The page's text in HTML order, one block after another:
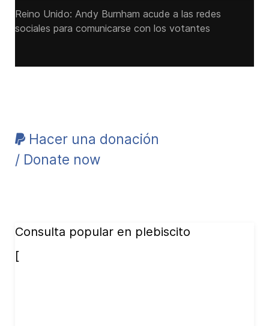
Reino Unido: Andy ‌Burnham acude a las redes
sociales para comunicarse con los votantes
Hacer una donación
/ Donate now
Consulta popular en plebiscito
[